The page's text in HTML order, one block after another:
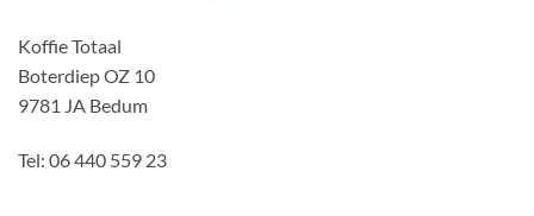
Koffie Totaal
Boterdiep OZ 10
9781 JA Bedum
Tel: 06 440 559 23